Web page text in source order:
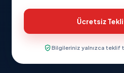
Ücretsiz
Bilgileriniz yalnızca teklif